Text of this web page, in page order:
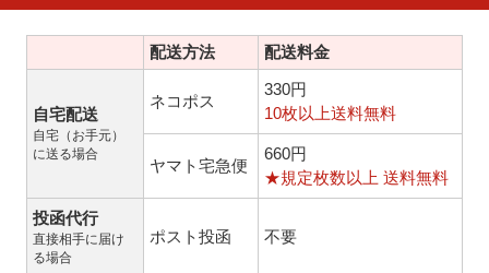
配送方法 配送料金
自宅配送
自宅（お手元）
に送る場合
ネコポス
330円
10枚以上送料無料
ヤマト宅急便
660円
★規定枚数以上 送料無料
投函代行
直接相手に届け
る場合
ポスト投函 不要